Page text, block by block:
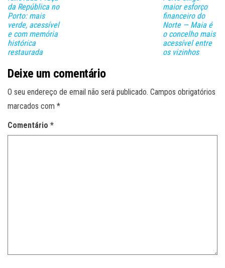
da República no
Porto: mais
verde, acessível
e com memória
histórica
restaurada
maior esforço
financeiro do
Norte — Maia é
o concelho mais
acessível entre
os vizinhos
Deixe um comentário
O seu endereço de email não será publicado. Campos obrigatórios
marcados com *
Comentário *